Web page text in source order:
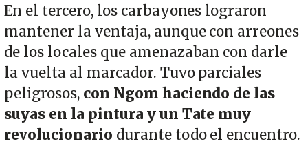
En el tercero, los carbayones lograron
mantener la ventaja, aunque con arreones
de los locales que amenazaban con darle
la vuelta al marcador. Tuvo parciales
peligrosos, con Ngom haciendo de las
suyas en la pintura y un Tate muy
revolucionario durante todo el encuentro.